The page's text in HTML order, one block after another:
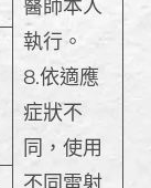
醫師本人
執行。
8.依適應
症狀不
同，使用